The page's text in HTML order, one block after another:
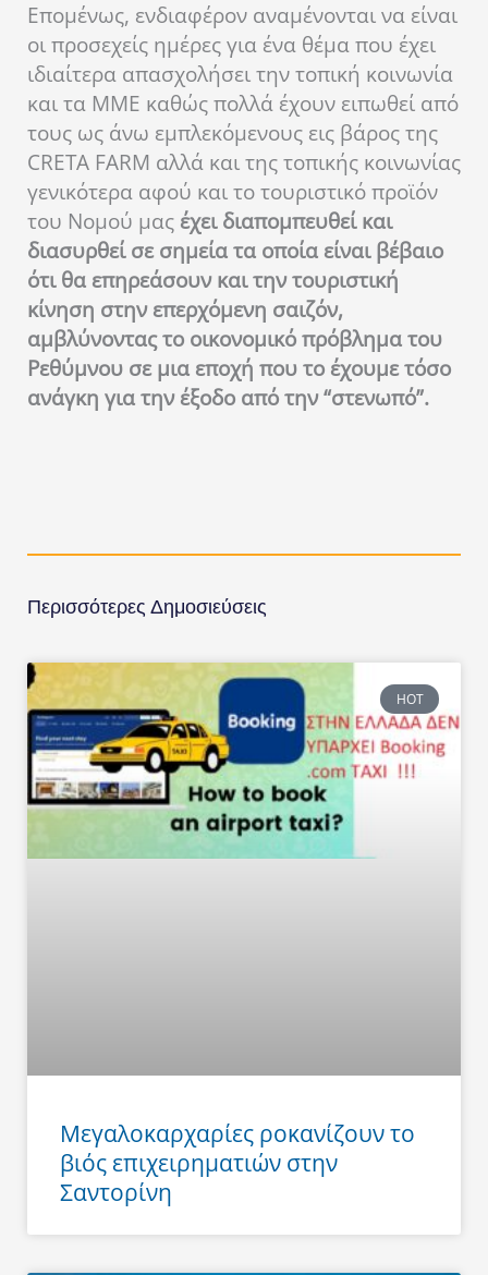
Επομένως, ενδιαφέρον αναμένονται να είναι
οι προσεχείς ημέρες για ένα θέμα που έχει
ιδιαίτερα απασχολήσει την τοπική κοινωνία
και τα ΜΜΕ καθώς πολλά έχουν ειπωθεί από
τους ως άνω εμπλεκόμενους εις βάρος της
CRETA FARM αλλά και της τοπικής κοινωνίας
γενικότερα αφού και το τουριστικό προϊόν
του Νομού μας έχει διαπομπευθεί και
διασυρθεί σε σημεία τα οποία είναι βέβαιο
ότι θα επηρεάσουν και την τουριστική
κίνηση στην επερχόμενη σαιζόν,
αμβλύνοντας το οικονομικό πρόβλημα του
Ρεθύμνου σε μια εποχή που το έχουμε τόσο
ανάγκη για την έξοδο από την “στενωπό”.
Περισσότερες Δημοσιεύσεις
HOT
Μεγαλοκαρχαρίες ροκανίζουν το
βιός επιχειρηματιών στην
Σαντορίνη